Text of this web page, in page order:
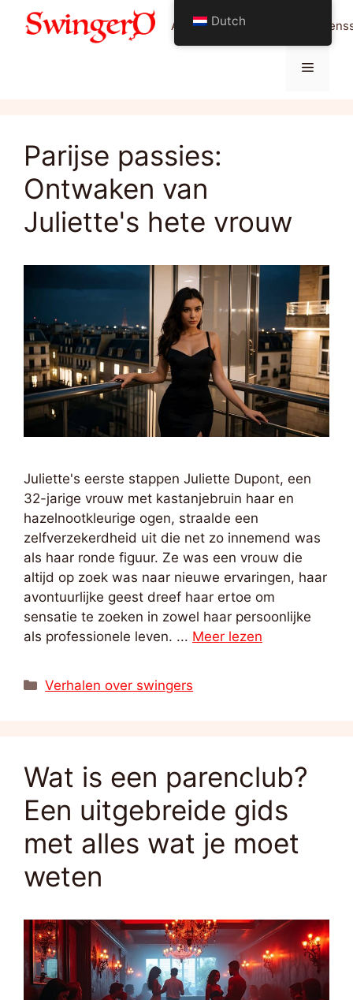
naar
Alles over de swingende
Menu
Parijse passies:
Ontwaken van
Juliette's hete vrouw
Juliette's eerste stappen Juliette Dupont, een
32-jarige vrouw met kastanjebruin haar en
hazelnootkleurige ogen, straalde een
zelfverzekerdheid uit die net zo innemend was
als haar ronde figuur. Ze was een vrouw die
altijd op zoek was naar nieuwe ervaringen, haar
avontuurlijke geest dreef haar ertoe om
sensatie te zoeken in zowel haar persoonlijke
als professionele leven. ... Meer lezen
Categorieën
Verhalen over swingers
Wat is een parenclub?
Een uitgebreide gids
met alles wat je moet
weten
Dutch